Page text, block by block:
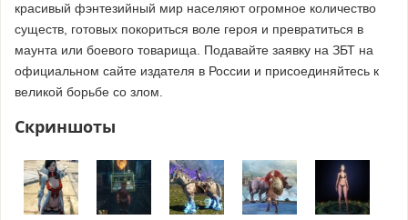
красивый фэнтезийный мир населяют огромное количество
существ, готовых покориться воле героя и превратиться в
маунта или боевого товарища. Подавайте заявку на ЗБТ на
официальном сайте издателя в России и присоединяйтесь к
великой борьбе со злом.
Скриншоты